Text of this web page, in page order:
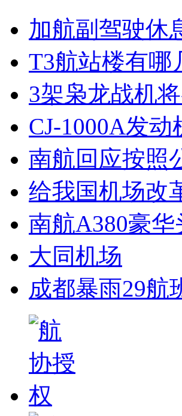
加航副驾驶休
T3航站楼有哪
3架枭龙战机
CJ-1000A发
南航回应按照
给我国机场改
南航A380豪
大同机场
成都暴雨29航